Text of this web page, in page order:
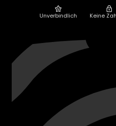
Unverbindlich Keine